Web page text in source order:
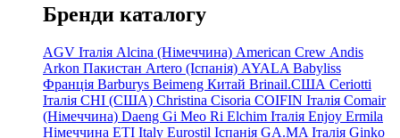
Бренди каталогу
AGV Італія Alcina (Німеччина) American Crew Andis
Arkon Пакистан Artero (Іспанія) AYALA Babyliss
Франція Barburys Beimeng Китай Brinail.США Ceriotti
Італія CHI (США) Christina Cisoria COIFIN Італія Comair
(Німеччина) Daeng Gi Meo Ri Elchim Італія Enjoy Ermila
Німеччина ETI Italy Eurostil Іспанія GA.MA Італія Ginko